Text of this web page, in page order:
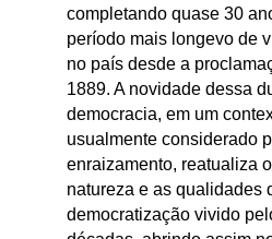
completando quase 30
período mais longevo de
no país desde a
1889. A novidade dessa
democracia, em um
usualmente considerado
enraizamento, reatualiza
natureza e as qualidades
democratização vivido